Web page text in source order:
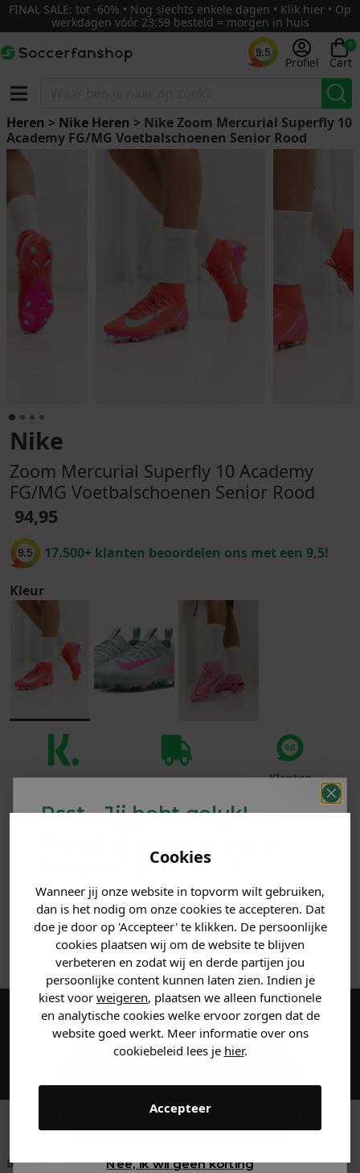
Cookies
Wanneer jij onze website in topvorm wilt gebruiken,
dan is het nodig om onze cookies te accepteren. Dat
doe je door op 'Accepteer' te klikken. De persoonlijke
cookies plaatsen wij om de website te blijven
verbeteren en zodat wij en derde partijen jou
persoonlijke content kunnen laten zien. Indien je
kiest voor weigeren, plaatsen we alleen functionele
en analytische cookies welke ervoor zorgen dat de
website goed werkt. Meer informatie over ons
cookiebeleid lees je hier.
Accepteer
FINAL SALE: tot -60% • Nog slechts enkele dagen • Klik hier • Op
werkdagen vóór 23:59 besteld = morgen in huis
9.5
Profiel
0
Cart
Heren > Nike Heren > Nike Zoom Mercurial Superfly 10
Academy FG/MG Voetbalschoenen Senior Rood
Nike
Zoom Mercurial Superfly 10 Academy
FG/MG Voetbalschoenen Senior Rood
94,95
9.5 17.500+ klanten beoordelen ons met een 9,5!
Kleur
Betaal achteraf
Voor 23:59 besteld
Klanten
beoordelen ons
met een 9,6!
PRODUCTINFORMATIE
MATERIAAL & WASVOORSCHRIFT
ANDERE BESTELDEN OOK
Maak een account aan en ontvang 5%
korting op je eerste bestelling!
Betaal achteraf met
Voor 23:59 besteld
Klanten beoordelen
Psst... Jij hebt geluk!
Welke mystery
krijg jij? (Tot-30%
Vertel ons waar je naar op
zoek bent. 👇
Heren kleding
Dames kleding
Gewoon rondkijken
Nee, ik wil geen korting